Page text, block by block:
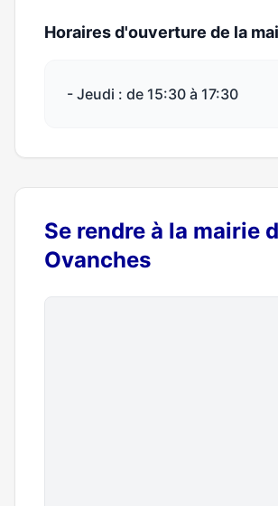
Horaires d'ouverture de la
- Jeudi : de 15:30 à 17:30
Se rendre à la mairie
Ovanches